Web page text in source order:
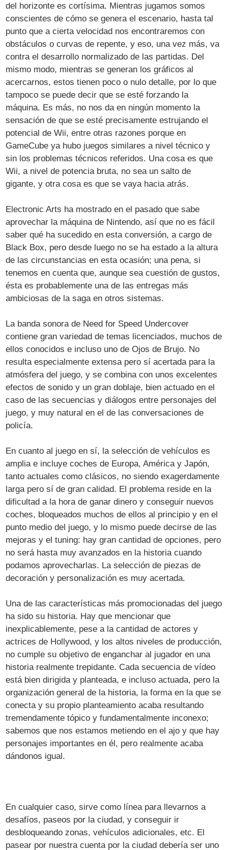
del horizonte es cortísima. Mientras jugamos somos
conscientes de cómo se genera el escenario, hasta tal
punto que a cierta velocidad nos encontraremos con
obstáculos o curvas de repente, y eso, una vez más, va
contra el desarrollo normalizado de las partidas. Del
mismo modo, mientras se generan los gráficos al
acercarnos, estos tienen poco o nulo detalle, por lo que
tampoco se puede decir que se esté forzando la
máquina. Es más, no nos da en ningún momento la
sensación de que se esté precisamente estrujando el
potencial de Wii, entre otras razones porque en
GameCube ya hubo juegos similares a nivel técnico y
sin los problemas técnicos referidos. Una cosa es que
Wii, a nivel de potencia bruta, no sea un salto de
gigante, y otra cosa es que se vaya hacia atrás.
Electronic Arts ha mostrado en el pasado que sabe
aprovechar la máquina de Nintendo, así que no es fácil
saber qué ha sucedido en esta conversión, a cargo de
Black Box, pero desde luego no se ha estado a la altura
de las circunstancias en esta ocasión; una pena, si
tenemos en cuenta que, aunque sea cuestión de gustos,
ésta es probablemente una de las entregas más
ambiciosas de la saga en otros sistemas.
La banda sonora de Need for Speed Undercover
contiene gran variedad de temas licenciados, muchos de
ellos conocidos e incluso uno de Ojos de Brujo. No
resulta especialmente extensa pero sí acertada para la
atmósfera del juego, y se combina con unos excelentes
efectos de sonido y un gran doblaje, bien actuado en el
caso de las secuencias y diálogos entre personajes del
juego, y muy natural en el de las conversaciones de
policía.
En cuanto al juego en sí, la selección de vehículos es
amplia e incluye coches de Europa, América y Japón,
tanto actuales como clásicos, no siendo exagerdamente
larga pero sí de gran calidad. El problema reside en la
dificultad a la hora de ganar dinero y conseguir nuevos
coches, bloqueados muchos de ellos al principio y en el
punto medio del juego, y lo mismo puede decirse de las
mejoras y el tuning: hay gran cantidad de opciones, pero
no será hasta muy avanzados en la historia cuando
podamos aprovecharlas. La selección de piezas de
decoración y personalización es muy acertada.
Una de las características más promocionadas del juego
ha sido su historia. Hay que mencionar que
inexplicablemente, pese a la cantidad de actores y
actrices de Hollywood, y los altos niveles de producción,
no cumple su objetivo de enganchar al jugador en una
historia realmente trepidante. Cada secuencia de vídeo
está bien dirigida y planteada, e incluso actuada, pero la
organización general de la historia, la forma en la que se
conecta y su propio planteamiento acaba resultando
tremendamente tópico y fundamentalmente inconexo;
sabemos que nos estamos metiendo en el ajo y que hay
personajes importantes en él, pero realmente acaba
dándonos igual.
En cualquier caso, sirve como línea para llevarnos a
desafíos, paseos por la ciudad, y conseguir ir
desbloqueando zonas, vehículos adicionales, etc. El
pasear por nuestra cuenta por la ciudad debería ser uno